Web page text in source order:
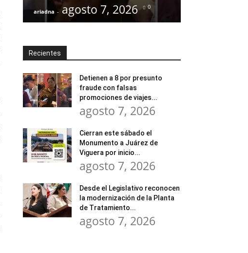
ariadna - agosto 7, 2026 0
Recientes
Detienen a 8 por presunto
fraude con falsas
promociones de viajes...
agosto 7, 2026
Cierran este sábado el
Monumento a Juárez de
Viguera por inicio...
agosto 7, 2026
Desde el Legislativo reconocen
la modernización de la Planta
de Tratamiento...
agosto 7, 2026